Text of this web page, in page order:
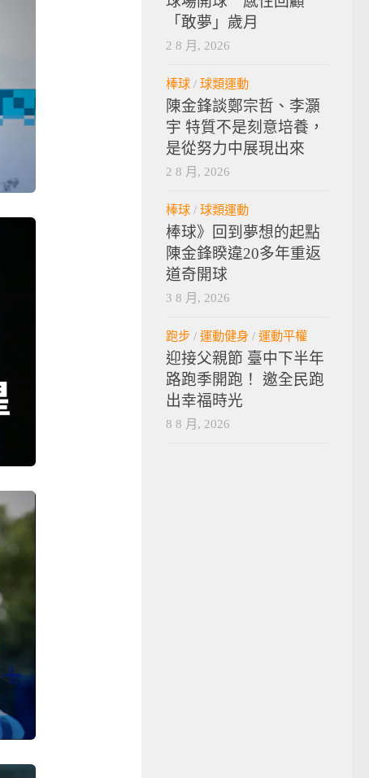
「敢夢」歲月
2 8 月, 2026
棒球 / 球類運動
陳金鋒談鄭宗哲、李灝
宇 特質不是刻意培養，
是從努力中展現出來
2 8 月, 2026
棒球 / 球類運動
棒球》回到夢想的起點
陳金鋒睽違20多年重返
道奇開球
3 8 月, 2026
跑步 / 運動健身 / 運動平權
迎接父親節 臺中下半年
路跑季開跑！ 邀全民跑
出幸福時光
8 8 月, 2026